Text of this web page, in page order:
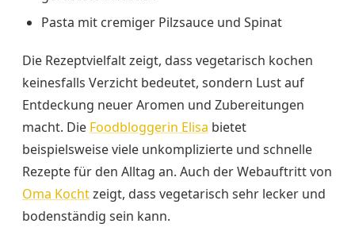
Pasta mit cremiger Pilzsauce und Spinat
Die Rezeptvielfalt zeigt, dass vegetarisch kochen
keinesfalls Verzicht bedeutet, sondern Lust auf
Entdeckung neuer Aromen und Zubereitungen
macht. Die Foodbloggerin Elisa bietet
beispielsweise viele unkomplizierte und schnelle
Rezepte für den Alltag an. Auch der Webauftritt von
Oma Kochtzeigt, dass vegetarisch sehr lecker und
bodenständig sein kann.